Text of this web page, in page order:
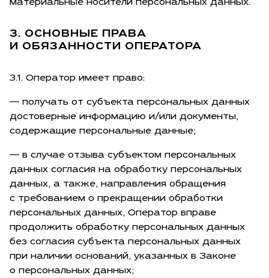
материальные носители персональных данных.
3. ОСНОВНЫЕ ПРАВА
И ОБЯЗАННОСТИ ОПЕРАТОРА
3.1. Оператор имеет право:
— получать от субъекта персональных данных
достоверные информацию и/или документы,
содержащие персональные данные;
— в случае отзыва субъектом персональных
данных согласия на обработку персональных
данных, а также, направления обращения
с требованием о прекращении обработки
персональных данных, Оператор вправе
продолжить обработку персональных данных
без согласия субъекта персональных данных
при наличии оснований, указанных в Законе
о персональных данных;